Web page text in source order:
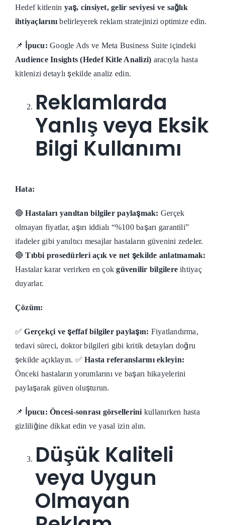
Hedef kitlenin yaş, cinsiyet, gelir seviyesi ve sağlık
ihtiyaçlarını belirleyerek reklam stratejinizi optimize edin.
📌 İpucu: Google Ads ve Meta Business Suite içindeki
Audience Insights (Hedef Kitle Analizi) aracıyla hasta
kitlenizi detaylı şekilde analiz edin.
Reklamlarda
Yanlış veya Eksik
Bilgi Kullanımı
Hata:
🔴Hastaları yanıltan bilgiler paylaşmak: Gerçek
olmayan fiyatlar, aşırı iddialı “%100 başarı garantili”
ifadeler gibi yanıltıcı mesajlar hastaların güvenini zedeler.
🔴Tıbbi prosedürleri açık ve net şekilde anlatmamak:
Hastalar karar verirken en çokgüvenilir bilgilere ihtiyaç
duyarlar.
Çözüm:
✅Gerçekçi ve şeffaf bilgiler paylaşın: Fiyatlandırma,
tedavi süreci, doktor bilgileri gibi kritik detayları doğru
şekilde açıklayın. ✅Hasta referanslarını ekleyin:
Önceki hastaların yorumlarını ve başarı hikayelerini
paylaşarak güven oluşturun.
📌 İpucu: Öncesi-sonrası görsellerini kullanırken hasta
gizliliğine dikkat edin ve yasal izin alın.
Düşük Kaliteli
veya Uygun
Olmayan